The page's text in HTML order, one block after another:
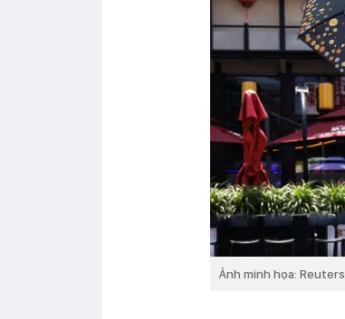
Ảnh minh họa: Reuters